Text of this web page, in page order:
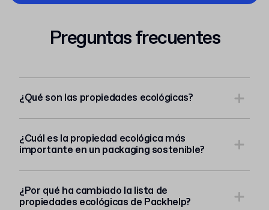
Preguntas frecuentes
¿Qué son las propiedades ecológicas?
¿Cuál es la propiedad ecológica más
importante en un packaging sostenible?
¿Por qué ha cambiado la lista de
propiedades ecológicas de Packhelp?